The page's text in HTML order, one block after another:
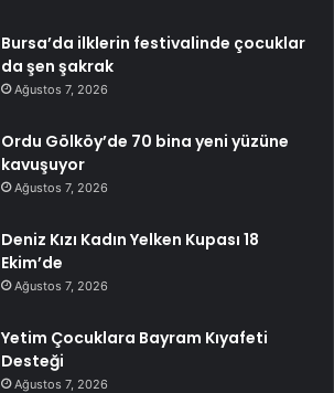
Bursa’da ilklerin festivalinde çocuklar
da şen şakrak
Ağustos 7, 2026
Ordu Gölköy’de 70 bina yeni yüzüne
kavuşuyor
Ağustos 7, 2026
Deniz Kızı Kadın Yelken Kupası 18
Ekim’de
Ağustos 7, 2026
Yetim Çocuklara Bayram Kıyafeti
Desteği
Ağustos 7, 2026